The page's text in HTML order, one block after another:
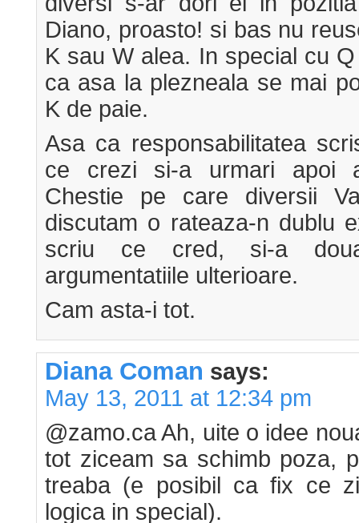
Diano, proasto! si bas nu
K sau W alea. In special cu
ca asa la plezneala se mai
K de paie.
Asa ca responsabilitatea
ce crezi si-a urmari apoi
Chestie pe care diversii
discutam o rateaza-n dublu
scriu ce cred, si-a
argumentatiile ulterioare.
Cam asta-i tot.
Diana Coman says:
May 13, 2011 at 12:34 pm
@zamo.ca Ah, uite o idee
tot ziceam sa schimb poza,
treaba (e posibil ca fix ce
logica in special).